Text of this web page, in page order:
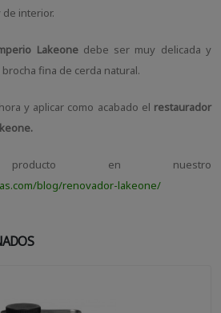
de interior.
Lakeonedebe ser muy delicada y
fina de cerda natural.
y aplicar como acabado el restaurador
en nuestro
blog/renovador-lakeone/